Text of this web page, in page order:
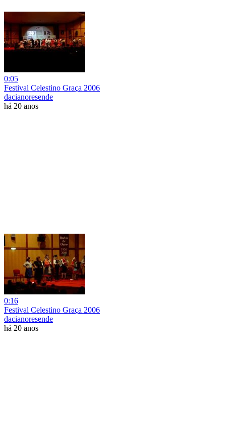
0:05
Festival Celestino Graça 2006
dacianoresende
há 20 anos
0:16
Festival Celestino Graça 2006
dacianoresende
há 20 anos